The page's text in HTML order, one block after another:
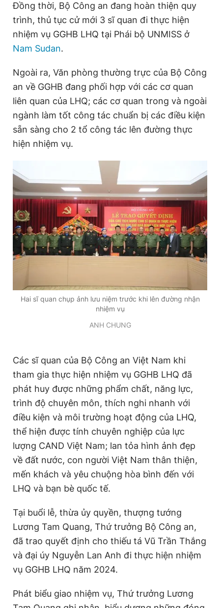
Đồng thời, Bộ Công an đang hoàn thiện quy
trình, thủ tục cử mới 3 sĩ quan đi thực hiện
nhiệm vụ GGHB LHQ tại Phái bộ UNMISS ở
Nam Sudan.
Ngoài ra, Văn phòng thường trực của Bộ Công
an về GGHB đang phối hợp với các cơ quan
liên quan của LHQ; các cơ quan trong và ngoài
ngành làm tốt công tác chuẩn bị các điều kiện
sẵn sàng cho 2 tổ công tác lên đường thực
hiện nhiệm vụ.
Hai sĩ quan chụp ảnh lưu niệm trước khi lên đường nhận
nhiệm vụ
ANH CHUNG
Các sĩ quan của Bộ Công an Việt Nam khi
tham gia thực hiện nhiệm vụ GGHB LHQ đã
phát huy được những phẩm chất, năng lực,
trình độ chuyên môn, thích nghi nhanh với
điều kiện và môi trường hoạt động của LHQ,
thể hiện được tính chuyên nghiệp của lực
lượng CAND Việt Nam; lan tỏa hình ảnh đẹp
về đất nước, con người Việt Nam thân thiện,
mến khách và yêu chuộng hòa bình đến với
LHQ và bạn bè quốc tế.
Tại buổi lễ, thừa ủy quyền, thượng tướng
Lương Tam Quang, Thứ trưởng Bộ Công an,
đã trao quyết định cho thiếu tá Vũ Trần Thắng
và đại úy Nguyễn Lan Anh đi thực hiện nhiệm
vụ GGHB LHQ năm 2024.
Phát biểu giao nhiệm vụ, Thứ trưởng Lương